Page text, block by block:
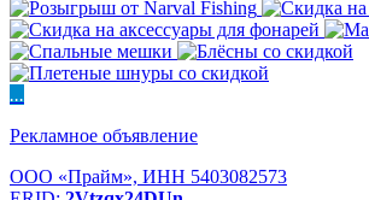
...
Рекламное объявление
ООО «Прайм», ИНН 5403082573